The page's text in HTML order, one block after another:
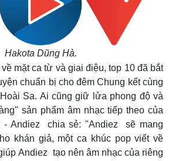
Hakota Dũng Hà.
mặt ca từ và giai điệu, top 10 đã bắt
chuẩn bị cho đêm Chung kết cùng
Sa. Ai cũng giữ lửa phong độ và
sản phẩm âm nhạc tiếp theo của
- Andiez chia sẻ: "Andiez sẽ mang
khán giả, một ca khúc pop viết về
Andiez tạo nên âm nhạc của riêng